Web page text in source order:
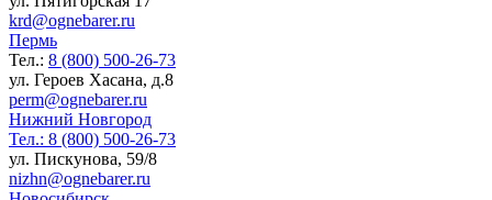
krd@ognebarer.ru
Пермь
Тел.: 8 (800) 500-26-73
ул. Героев Хасана, д.8
perm@ognebarer.ru
Нижний Новгород
Тел.: 8 (800) 500-26-73
ул. Пискунова, 59/8
nizhn@ognebarer.ru